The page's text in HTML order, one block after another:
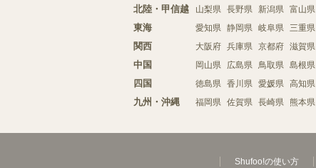
北陸・甲信越 山梨県 長野県 新潟県 富山県
東海 愛知県 静岡県 岐阜県 三重県
関西 大阪府 兵庫県 京都府 滋賀県
中国 岡山県 広島県 鳥取県 島根県
四国 徳島県 香川県 愛媛県 高知県
九州・沖縄 福岡県 佐賀県 長崎県 熊本県
Shufoo!の使い方